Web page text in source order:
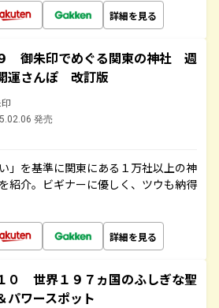
詳細を見る
御朱印でめぐる関東の神社 週
運さんぽ 改訂版
発売
」を基準に関東にある１万社以上の神
紹介。ビギナーに優しく、ツウも納得
詳細を見る
０ 世界１９７ヵ国のふしぎな聖
パワースポット